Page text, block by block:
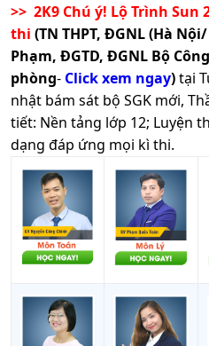
>> 2K9 Chú ý! Lộ Trình Sun
thi (TN THPT, ĐGNL (Hà
Phạm, ĐGTD, ĐGNL Bộ
phòng- Click xem ngay)tại
nhật bám sát bộ SGK mới,
tiết: Nền tảng lớp 12; Luyện
dạng đáp ứng mọi kì thi.